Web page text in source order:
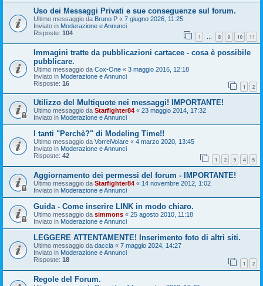
Uso dei Messaggi Privati e sue conseguenze sul forum.
Ultimo messaggio da Bruno P « 7 giugno 2026, 11:25
Inviato in Moderazione e Annunci
Risposte: 104 1 … 8 9 10 11
Immagini tratte da pubblicazioni cartacee - cosa è possibile
pubblicare.
Ultimo messaggio da Cox-One « 3 maggio 2016, 12:18
Inviato in Moderazione e Annunci
Risposte: 16 1 2
Utilizzo del Multiquote nei messaggi! IMPORTANTE!
Ultimo messaggio da Starfighter84 « 23 maggio 2014, 17:32
Inviato in Moderazione e Annunci
I tanti "Perchè?" di Modeling Time!!
Ultimo messaggio da VorreiVolare « 4 marzo 2020, 13:45
Inviato in Moderazione e Annunci
Risposte: 42 1 2 3 4 5
Aggiornamento dei permessi del forum - IMPORTANTE!
Ultimo messaggio da Starfighter84 « 14 novembre 2012, 1:02
Inviato in Moderazione e Annunci
Guida - Come inserire LINK in modo chiaro.
Ultimo messaggio da simmons « 25 agosto 2010, 11:18
Inviato in Moderazione e Annunci
LEGGERE ATTENTAMENTE! Inserimento foto di altri siti.
Ultimo messaggio da daccia « 7 maggio 2024, 14:27
Inviato in Moderazione e Annunci
Risposte: 18 1 2
Regole del Forum.